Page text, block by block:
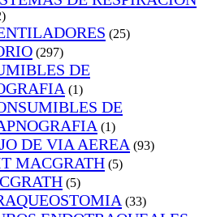
(25)
(297)
DE
(1)
DE
(1)
DE VIA AEREA (93)
MACGRATH (5)
(5)
(33)